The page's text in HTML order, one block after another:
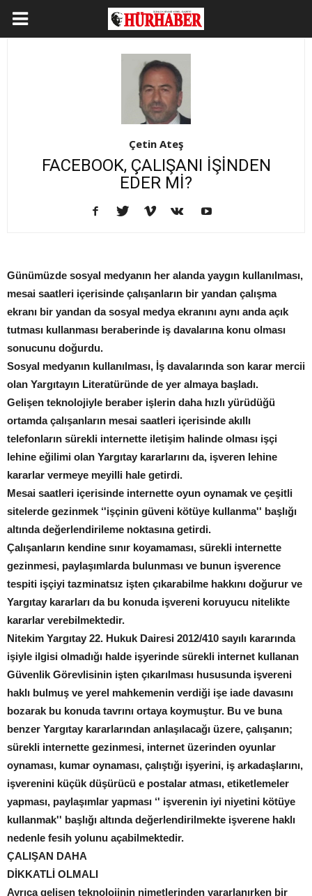
Çetin Ateş
FACEBOOK, ÇALIŞANI İŞİNDEN
EDER Mİ?
Günümüzde sosyal medyanın her alanda yaygın kullanılması,
mesai saatleri içerisinde çalışanların bir yandan çalışma
ekranı bir yandan da sosyal medya ekranını aynı anda açık
tutması kullanması beraberinde iş davalarına konu olması
sonucunu doğurdu.
Sosyal medyanın kullanılması, İş davalarında son karar mercii
olan Yargıtayın Literatüründe de yer almaya başladı.
Gelişen teknolojiyle beraber işlerin daha hızlı yürüdüğü
ortamda çalışanların mesai saatleri içerisinde akıllı
telefonların sürekli internette iletişim halinde olması işçi
lehine eğilimi olan Yargıtay kararlarını da, işveren lehine
kararlar vermeye meyilli hale getirdi.
Mesai saatleri içerisinde internette oyun oynamak ve çeşitli
sitelerde gezinmek ‘'işçinin güveni kötüye kullanma'' başlığı
altında değerlendirileme noktasına getirdi.
Çalışanların kendine sınır koyamaması, sürekli internette
gezinmesi, paylaşımlarda bulunması ve bunun işverence
tespiti işçiyi tazminatsız işten çıkarabilme hakkını doğurur ve
Yargıtay kararları da bu konuda işvereni koruyucu nitelikte
kararlar verebilmektedir.
Nitekim Yargıtay 22. Hukuk Dairesi 2012/410 sayılı kararında
işiyle ilgisi olmadığı halde işyerinde sürekli internet kullanan
Güvenlik Görevlisinin işten çıkarılması hususunda işvereni
haklı bulmuş ve yerel mahkemenin verdiği işe iade davasını
bozarak bu konuda tavrını ortaya koymuştur. Bu ve buna
benzer Yargıtay kararlarından anlaşılacağı üzere, çalışanın;
sürekli internette gezinmesi, internet üzerinden oyunlar
oynaması, kumar oynaması, çalıştığı işyerini, iş arkadaşlarını,
işverenini küçük düşürücü e postalar atması, etiketlemeler
yapması, paylaşımlar yapması ‘' işverenin iyi niyetini kötüye
kullanmak'' başlığı altında değerlendirilmekte işverene haklı
nedenle fesih yolunu açabilmektedir.
ÇALIŞAN DAHA
DİKKATLİ OLMALI
Ayrıca gelişen teknolojinin nimetlerinden yararlanırken bir